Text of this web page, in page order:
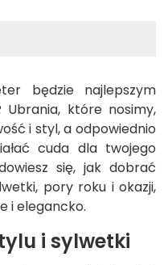
będzie najlepszym
które nosimy,
i styl, a odpowiednio
cuda dla twojego
się, jak dobrać
pory roku i okazji,
i elegancko.
i sylwetki